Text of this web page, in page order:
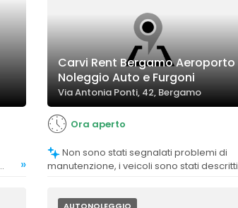
»
Carvi Rent Bergamo Aeroporto
Noleggio Auto e Furgoni
Via Antonia Ponti, 42, Bergamo
Ora aperto
Non sono stati segnalati problemi di
manutenzione, i veicoli sono stati descritti